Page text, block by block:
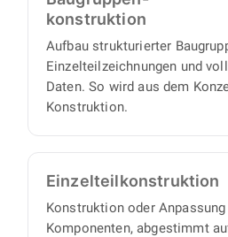
konstruktion
Aufbau strukturierter
Einzelteilzeichnungen und
Daten. So wird aus dem
Konstruktion.
Einzelteil­konstruktion
Konstruktion oder
Komponenten, abgestimmt